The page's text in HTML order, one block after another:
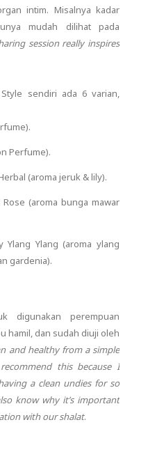
intim. Misalnya kadar
mudah dilihat pada
session really inspires
sendiri ada 6 varian,
Perfume).
(aroma jeruk & lily).
Rose (aroma bunga mawar
Ylang Ylang (aroma ylang
gardenia).
digunakan perempuan
hamil, dan sudah diuji oleh
and healthy from a simple
this because I
a clean undies for so
know why it’s important
with our shalat.